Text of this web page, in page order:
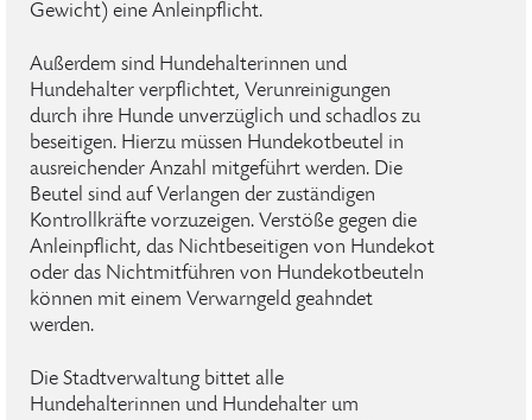
Gewicht) eine Anleinpflicht.
Außerdem sind Hundehalterinnen und
Hundehalter verpflichtet, Verunreinigungen
durch ihre Hunde unverzüglich und schadlos zu
beseitigen. Hierzu müssen Hundekotbeutel in
ausreichender Anzahl mitgeführt werden. Die
Beutel sind auf Verlangen der zuständigen
Kontrollkräfte vorzuzeigen. Verstöße gegen die
Anleinpflicht, das Nichtbeseitigen von Hundekot
oder das Nichtmitführen von Hundekotbeuteln
können mit einem Verwarngeld geahndet
werden.
Die Stadtverwaltung bittet alle
Hundehalterinnen und Hundehalter um